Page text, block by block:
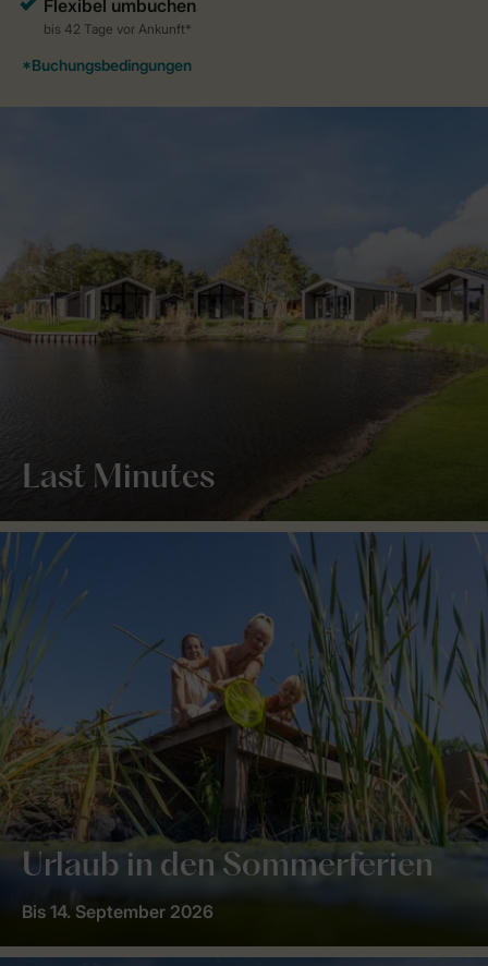
Last Minutes
Urlaub in den Sommerferien
Bis 14. September 2026